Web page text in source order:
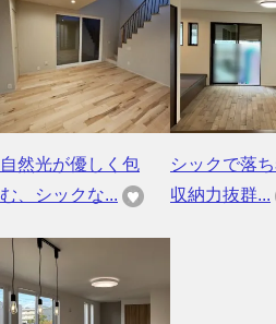
自然光が優しく包
む、シックな...
シックで落
収納力抜群...